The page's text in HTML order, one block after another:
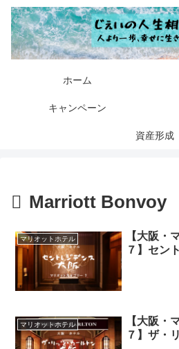
ホーム
キャンペーン
資産形成
Marriott Bonvoy
マリオットホテル
【大阪・
７】セン
マリオットホテル
【大阪・
７】ザ・